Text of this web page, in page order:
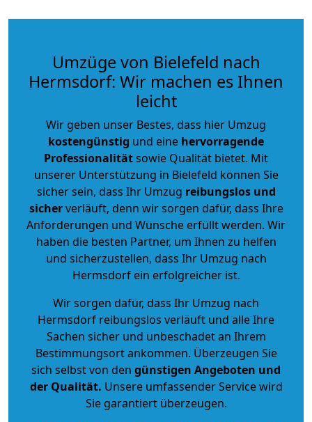
Umzüge von Bielefeld nach
Hermsdorf: Wir machen es Ihnen
leicht
Wir geben unser Bestes, dass hier Umzug
kostengünstig und eine hervorragende
Professionalitätsowie Qualität bietet. Mit
unserer Unterstützung in Bielefeld können Sie
sicher sein, dass Ihr Umzug reibungslos und
sicherverläuft, denn wir sorgen dafür, dass Ihre
Anforderungen und Wünsche erfüllt werden. Wir
haben die besten Partner, um Ihnen zu helfen
und sicherzustellen, dass Ihr Umzug nach
Hermsdorf ein erfolgreicher ist.
Wir sorgen dafür, dass Ihr Umzug nach
Hermsdorf reibungslos verläuft und alle Ihre
Sachen sicher und unbeschadet an Ihrem
Bestimmungsort ankommen. Überzeugen Sie
sich selbst von den günstigen Angeboten und
der Qualität. Unsere umfassender Service wird
Sie garantiert überzeugen.